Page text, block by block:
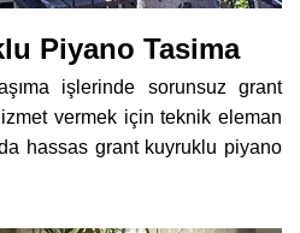
Piyano Tasima
işlerinde sorunsuz grant
vermek için teknik eleman
hassas grant kuyruklu piyano